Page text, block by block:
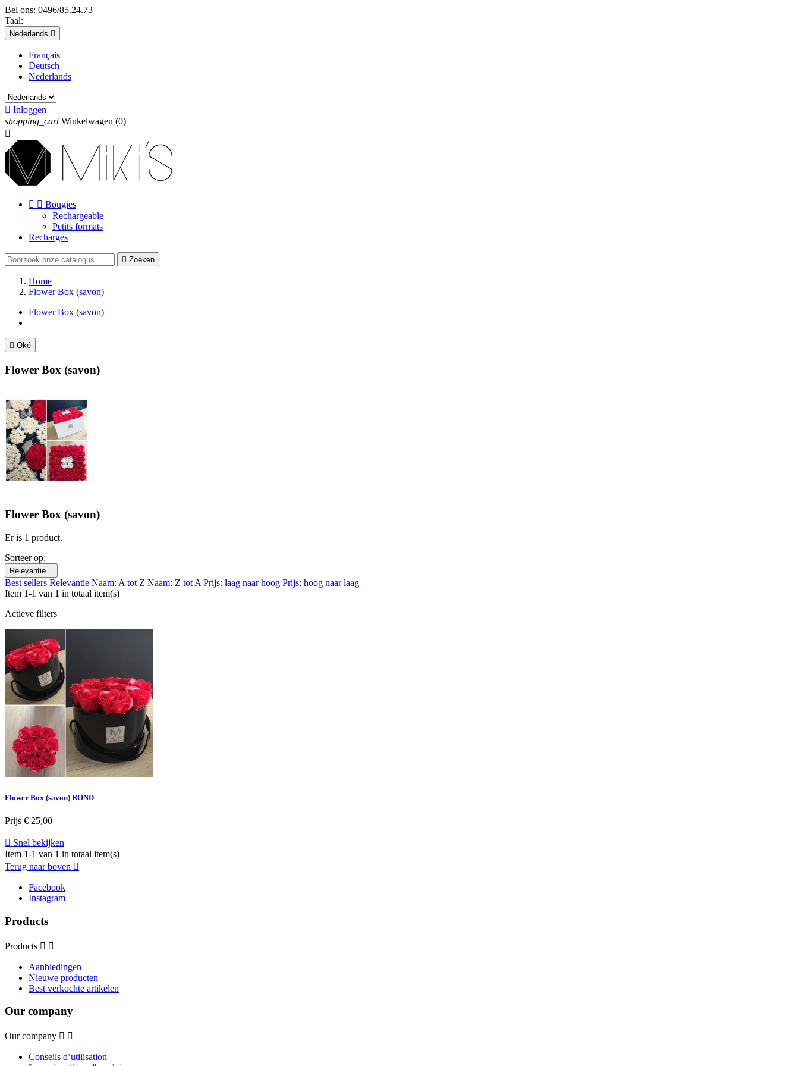
Bel ons: 0496/85.24.73
Taal:
Nederlands 
Français
Deutsch
Nederlands
 Inloggen
shopping_cart Winkelwagen (0)

  Bougies
Rechargeable
Petits formats
Recharges
 Zoeken
Home
Flower Box (savon)
Flower Box (savon)
 Oké
Flower Box (savon)
Flower Box (savon)
Er is 1 product.
Sorteer op:
Relevantie 
Best sellers Relevantie Naam: A tot Z Naam: Z tot A Prijs: laag naar hoog Prijs: hoog naar laag
Item 1-1 van 1 in totaal item(s)
Actieve filters
Flower Box (savon) ROND
Prijs € 25,00
 Snel bekijken
Item 1-1 van 1 in totaal item(s)
Terug naar boven 
Facebook
Instagram
Products
Products  
Aanbiedingen
Nieuwe producten
Best verkochte artikelen
Our company
Our company  
Conseils d’utilisation